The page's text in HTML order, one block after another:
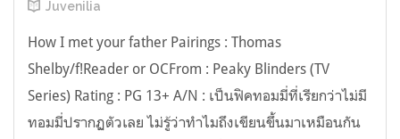
Juvenilia
How I met your father Pairings : Thomas
Shelby/f!Reader or OCFrom : Peaky Blinders (TV
Series) Rating : PG 13+ A/N : เป็นฟิคทอมมี่ที่เรียกว่าไม่มี
ทอมมี่ปรากฏตัวเลย ไม่รู้ว่าทำไมถึงเขียนขึ้นมาเหมือนกัน